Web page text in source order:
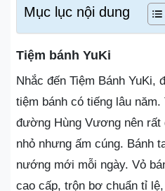
Mục lục nội dung
Tiệm bánh YuKi
Nhắc đến Tiệm Bánh YuKi,
tiệm bánh có tiếng lâu
đường Hùng Vương nên
nhỏ nhưng ấm cúng. Bánh
nướng mới mỗi ngày. Vỏ
cao cấp, trộn bơ chuẩn tỉ